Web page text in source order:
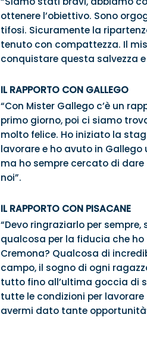
ottenere l’obiettivo. Sono
tifosi. Sicuramente la
tenuto con compattezza. Il
conquistare questa salvezza
IL RAPPORTO CON GALLEGO
“Con Mister Gallego c’è un
primo giorno, poi ci siamo
molto felice. Ho iniziato la
lavorare e ho avuto in Gallego
ma ho sempre cercato di
noi”.
IL RAPPORTO CON PISACANE
“Devo ringraziarlo per
qualcosa per la fiducia che
Cremona? Qualcosa di
campo, il sogno di ogni
tutto fino all’ultima goccia di
tutte le condizioni per
avermi dato tante